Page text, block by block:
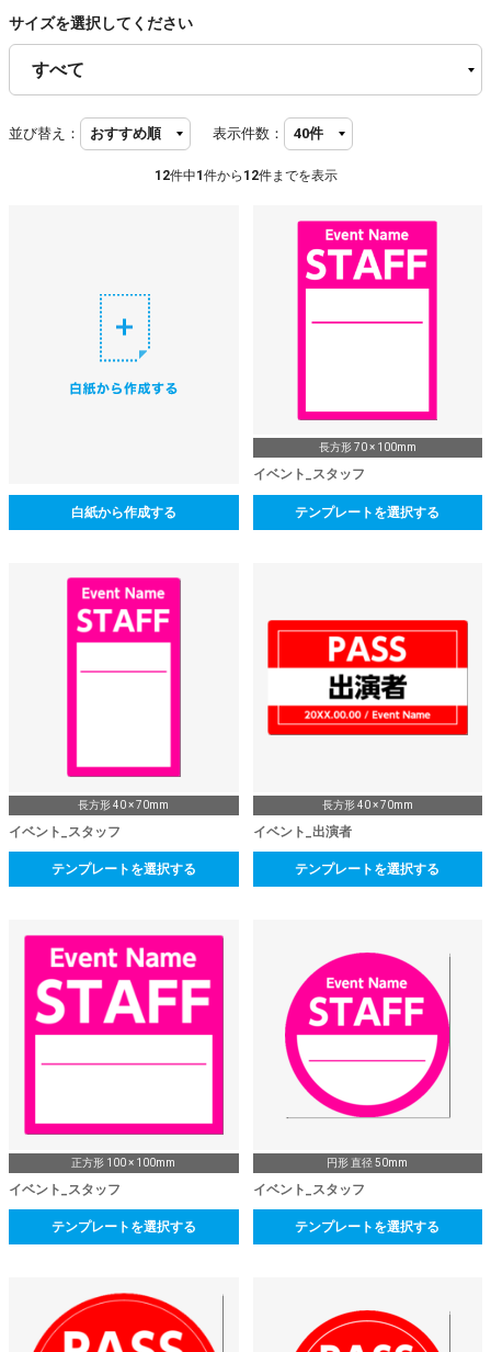
サイズを選択してください
並び替え： 表示件数：
12件中1 件から 12件までを表示
白紙から作成する
長方形 70 × 100mm
イベント_スタッフ
テンプレートを選択する
長方形 40 × 70mm
イベント_スタッフ
テンプレートを選択する
長方形 40 × 70mm
イベント_出演者
テンプレートを選択する
正方形 100 × 100mm
イベント_スタッフ
テンプレートを選択する
円形 直径 50mm
イベント_スタッフ
テンプレートを選択する